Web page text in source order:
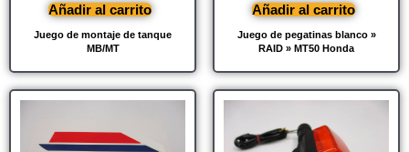
Juego de montaje de tanque
MB/MT
Añadir al carrito
Juego de pegatinas blanco »
RAID » MT50 Honda
Añadir al carrito